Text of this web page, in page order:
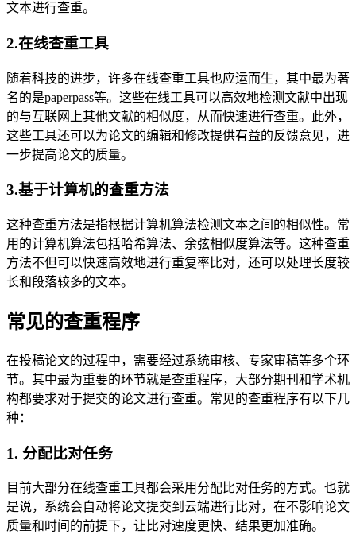
文本进行查重。
2.在线查重工具
随着科技的进步，许多在线查重工具也应运而生，其中最为著
名的是paperpass等。这些在线工具可以高效地检测文献中出现
的与互联网上其他文献的相似度，从而快速进行查重。此外，
这些工具还可以为论文的编辑和修改提供有益的反馈意见，进
一步提高论文的质量。
3.基于计算机的查重方法
这种查重方法是指根据计算机算法检测文本之间的相似性。常
用的计算机算法包括哈希算法、余弦相似度算法等。这种查重
方法不但可以快速高效地进行重复率比对，还可以处理长度较
长和段落较多的文本。
常见的查重程序
在投稿论文的过程中，需要经过系统审核、专家审稿等多个环
节。其中最为重要的环节就是查重程序，大部分期刊和学术机
构都要求对于提交的论文进行查重。常见的查重程序有以下几
种：
1. 分配比对任务
目前大部分在线查重工具都会采用分配比对任务的方式。也就
是说，系统会自动将论文提交到云端进行比对，在不影响论文
质量和时间的前提下，让比对速度更快、结果更加准确。